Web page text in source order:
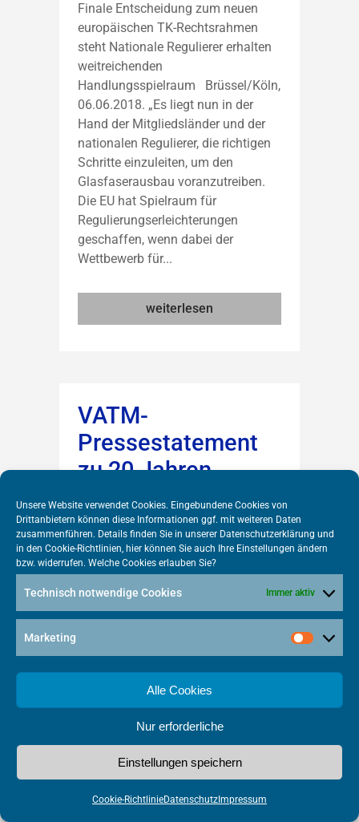
Unsere Website verwendet Cookies. Eingebundene Cookies von
Drittanbietern können diese Informationen ggf. mit weiteren Daten
zusammenführen. Details finden Sie in unserer Datenschutzerklärung und
in den Cookie-Richtlinien, hier können Sie auch Ihre Einstellungen ändern
bzw. widerrufen. Welche Cookies erlauben Sie?
Technisch notwendige Cookies Immer aktiv
Marketing
Alle Cookies
Nur erforderliche
Einstellungen speichern
Cookie-RichtlinieDatenschutz Impressum
Finale Entscheidung zum neuen
europäischen TK-Rechtsrahmen
steht Nationale Regulierer erhalten
weitreichenden
Handlungsspielraum Brüssel/Köln,
06.06.2018. „Es liegt nun in der
Hand der Mitgliedsländer und der
nationalen Regulierer, die richtigen
Schritte einzuleiten, um den
Glasfaserausbau voranzutreiben.
Die EU hat Spielraum für
Regulierungserleichterungen
geschaffen, wenn dabei der
Wettbewerb für...
weiterlesen
VATM-
Pressestatement
zu 20 Jahren
Bundesnetzagentur
VATM-Pressestatement zu 20
Jahren Bundesnetzagentur Zum
Jubiläum der Bundesnetzagentur
übermitteln wir Ihnen folgendes
Pressestatement von Martin Witt,
Präsident des VATM: „Der VATM
Bundesnetzagentur Jochen
Homann, seinen Vorgängern sowie
den Mitarbeiterinnen und
Mitarbeitern. Die
Regulierungsbehörde hat mit
Wettbewerb auf dem deutschen...